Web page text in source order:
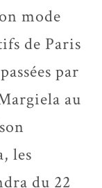
mode
de Paris
par
au
les
du 22